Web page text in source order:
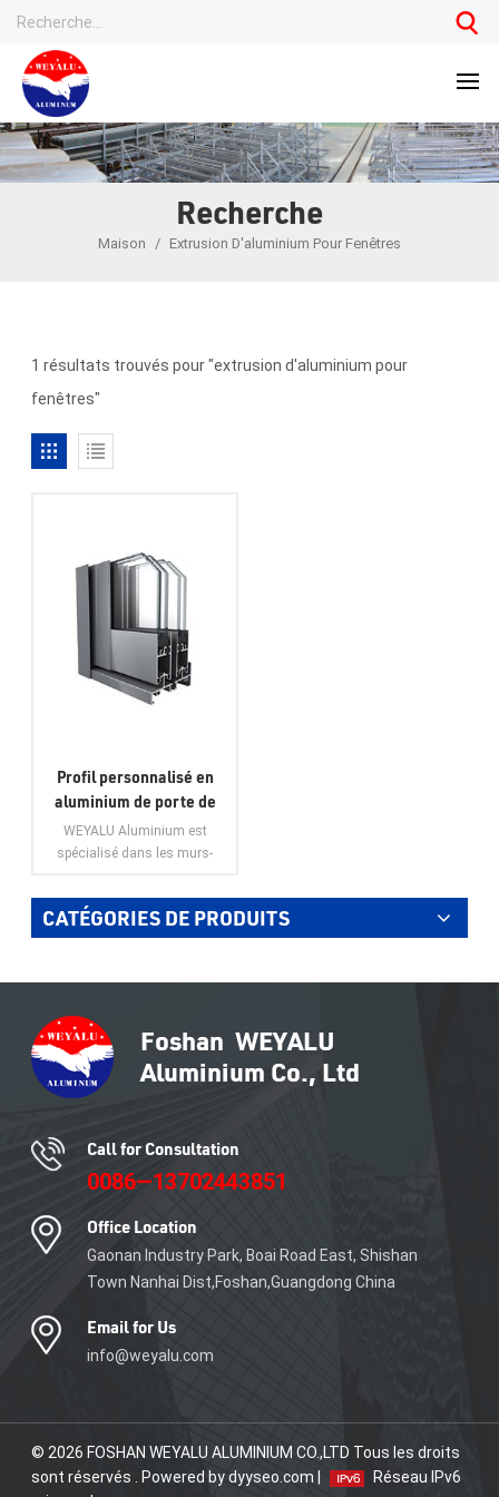
Recherche
Maison / Extrusion D'aluminium Pour Fenêtres
1 résultats trouvés pour "extrusion d'aluminium pour
fenêtres"
Profil personnalisé en
aluminium de porte de
fenêtre à battants en
aluminium de fenêtre
WEYALU Aluminium est
spécialisé dans les murs-
aluminium à usage industriel,
les profilés en aluminium
généraux, les portes en
aluminium et les garnitures
CATÉGORIES DE PRODUITS
Call for Consultation
0086—13702443851
Office Location
Gaonan Industry Park, Boai Road East, Shishan
Town Nanhai Dist,Foshan,Guangdong China
Email for Us
info@weyalu.com
© 2026 FOSHAN WEYALU ALUMINIUM CO.,LTD Tous les droits
sont réservés . Powered by dyyseo.com |
Réseau IPv6